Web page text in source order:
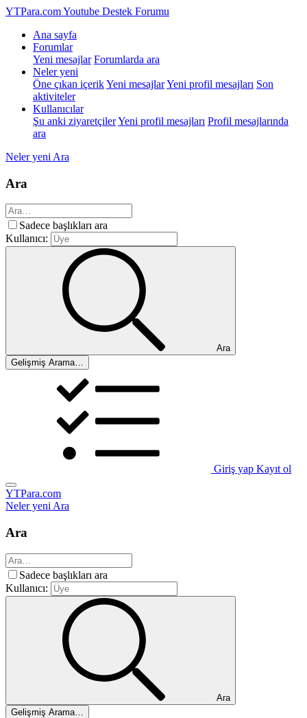
YTPara.comYoutube Destek Forumu
Ana sayfa
Forumlar
Yeni mesajlar Forumlarda ara
Neler yeni
Öne çıkan içerikYeni mesajlarYeni profil mesajları Son
aktiviteler
Kullanıcılar
Şu anki ziyaretçilerYeni profil mesajları Profil mesajlarında
ara
Neler yeni Ara
Ara
Sadece başlıkları ara
Kullanıcı:
Ara
Gelişmiş Arama…
Giriş yap Kayıt ol
YTPara.com
Neler yeniAra
Ara
Sadece başlıkları ara
Kullanıcı:
Ara
Gelişmiş Arama…